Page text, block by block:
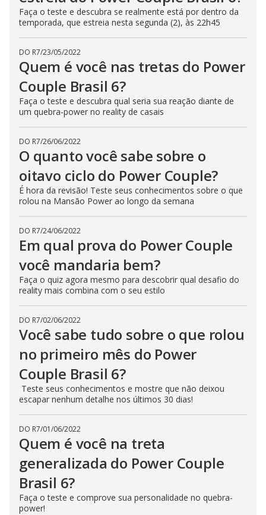
Faça o teste e descubra se realmente está por dentro da
temporada, que estreia nesta segunda (2), às 22h45
DO R7/23/05/2022
Quem é você nas tretas do Power
Couple Brasil 6?
Faça o teste e descubra qual seria sua reação diante de
um quebra-power no reality de casais
DO R7/26/06/2022
O quanto você sabe sobre o
oitavo ciclo do Power Couple?
É hora da revisão! Teste seus conhecimentos sobre o que
rolou na Mansão Power ao longo da semana
DO R7/24/06/2022
Em qual prova do Power Couple
você mandaria bem?
Faça o quiz agora mesmo para descobrir qual desafio do
reality mais combina com o seu estilo
DO R7/02/06/2022
Você sabe tudo sobre o que rolou
no primeiro mês do Power
Couple Brasil 6?
Teste seus conhecimentos e mostre que não deixou
escapar nenhum detalhe nos últimos 30 dias!
DO R7/01/06/2022
Quem é você na treta
generalizada do Power Couple
Brasil 6?
Faça o teste e comprove sua personalidade no quebra-
power!